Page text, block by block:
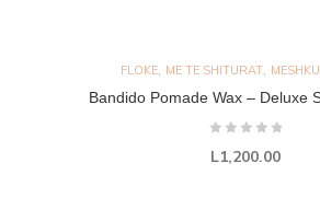
FLOKE, ME TE SHITURAT,
Bandido Pomade Wax – Deluxe
L1,200.00